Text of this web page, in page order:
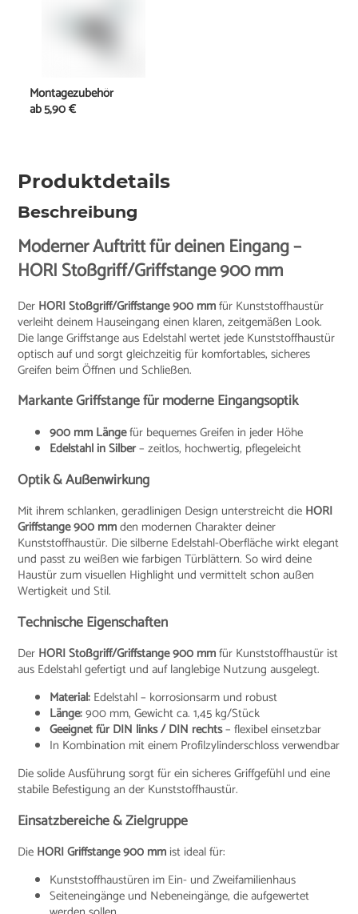
Produktdetails
Beschreibung
Moderner Auftritt für deinen Eingang –
HORI Stoßgriff/Griffstange 900 mm
Der HORI Stoßgriff/Griffstange 900 mmfür Kunststoffhaustür
verleiht deinem Hauseingang einen klaren, zeitgemäßen Look.
Die lange Griffstange aus Edelstahl wertet jede Kunststoffhaustür
optisch auf und sorgt gleichzeitig für komfortables, sicheres
Greifen beim Öffnen und Schließen.
Markante Griffstange für moderne Eingangsoptik
900 mm Längefür bequemes Greifen in jeder Höhe
Edelstahl in Silber– zeitlos, hochwertig, pflegeleicht
Optik & Außenwirkung
Mit ihrem schlanken, geradlinigen Design unterstreicht die HORI
Griffstange 900 mmden modernen Charakter deiner
Kunststoffhaustür. Die silberne Edelstahl-Oberfläche wirkt elegant
und passt zu weißen wie farbigen Türblättern. So wird deine
Haustür zum visuellen Highlight und vermittelt schon außen
Wertigkeit und Stil.
Technische Eigenschaften
Der HORI Stoßgriff/Griffstange 900 mmfür Kunststoffhaustür ist
aus Edelstahl gefertigt und auf langlebige Nutzung ausgelegt.
Material: Edelstahl – korrosionsarm und robust
Länge:900 mm, Gewicht ca. 1,45 kg/Stück
Geeignet für DIN links / DIN rechts– flexibel einsetzbar
In Kombination mit einem Profilzylinderschloss verwendbar
Die solide Ausführung sorgt für ein sicheres Griffgefühl und eine
stabile Befestigung an der Kunststoffhaustür.
Einsatzbereiche & Zielgruppe
Die HORI Griffstange 900 mmist ideal für:
Kunststoffhaustüren im Ein- und Zweifamilienhaus
Seiteneingänge und Nebeneingänge, die aufgewertet
Montagezubehör
ab5,90 €